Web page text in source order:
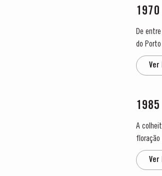
1970
De
do
vinhos
Ver
1985
A
vindima
Ver